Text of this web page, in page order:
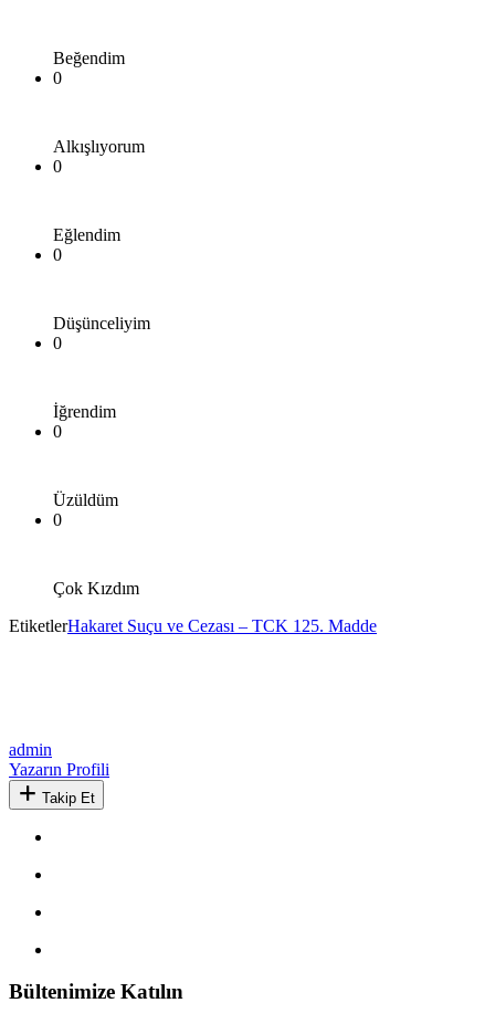
Beğendim
0
Alkışlıyorum
0
Eğlendim
0
Düşünceliyim
0
İğrendim
0
Üzüldüm
0
Çok Kızdım
EtiketlerHakaret Suçu ve Cezası – TCK 125. Madde
admin
Yazarın Profili
Takip Et
Bültenimize Katılın